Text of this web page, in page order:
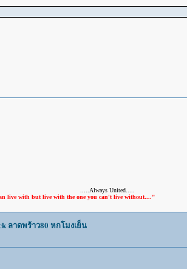
.....Always United.....
live with the one you can't live without...."
ลาดพร้าว80 หกโมงเย็น